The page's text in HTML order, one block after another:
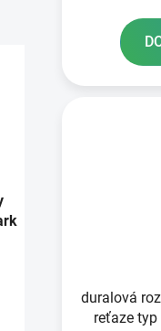
duralová
reťaze